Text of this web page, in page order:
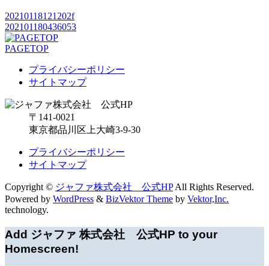
20210118121202f
202101180436053
PAGETOP
プライバシーポリシー
サイトマップ
〒141-0021
東京都品川区上大崎3-9-30
プライバシーポリシー
サイトマップ
Copyright © ジャファ株式会社 公式HPAll Rights Reserved.
Powered by WordPress & BizVektor Theme by Vektor,Inc.
technology.
Add ジャファ 株式会社 公式HP to your
Homescreen!